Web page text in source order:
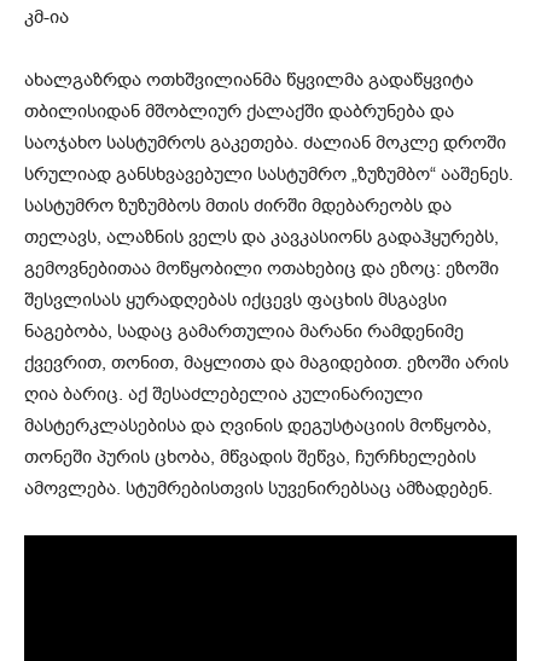
კმ-ია
ახალგაზრდა ოთხშვილიანმა წყვილმა გადაწყვიტა
თბილისიდან მშობლიურ ქალაქში დაბრუნება და
საოჯახო სასტუმროს გაკეთება. ძალიან მოკლე დროში
სრულიად განსხვავებული სასტუმრო „ზუზუმბო“ ააშენეს.
სასტუმრო ზუზუმბოს მთის ძირში მდებარეობს და
თელავს, ალაზნის ველს და კავკასიონს გადაჰყურებს,
გემოვნებითაა მოწყობილი ოთახებიც და ეზოც: ეზოში
შესვლისას ყურადღებას იქცევს ფაცხის მსგავსი
ნაგებობა, სადაც გამართულია მარანი რამდენიმე
ქვევრით, თონით, მაყლითა და მაგიდებით. ეზოში არის
ღია ბარიც. აქ შესაძლებელია კულინარიული
მასტერკლასებისა და ღვინის დეგუსტაციის მოწყობა,
თონეში პურის ცხობა, მწვადის შეწვა, ჩურჩხელების
ამოვლება. სტუმრებისთვის სუვენირებსაც ამზადებენ.